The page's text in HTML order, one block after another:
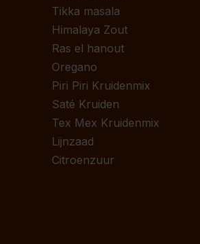
Tikka masala
Himalaya Zout
Ras el hanout
Oregano
Piri Piri Kruidenmix
Saté Kruiden
Tex Mex Kruidenmix
Lijnzaad
Citroenzuur